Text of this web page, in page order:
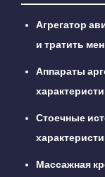
Агрегатор
и тратить
Аппараты
Стоечные
Массажная